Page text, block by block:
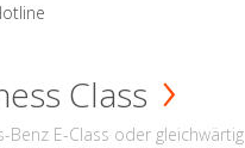
Class
Benz E-Class oder gleichwärtig